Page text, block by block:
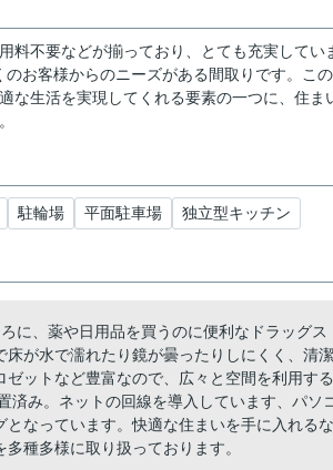
料不要などが揃っており、とても充実して
お客様からのニーズがある間取りです。こ
な生活を実現してくれる要素の一つに、住
駐輪場 平面駐車場 独立型キッチン
に、薬や日用品を買うのに便利なドラッグ
床が水で濡れたり鏡が曇ったりしにくく、清
ゼットなど豊富なので、広々と空間を利用す
済み。ネットの回線を導入しています、パ
となっています。快適な住まいを手に入れる
種多様に取り扱っております。